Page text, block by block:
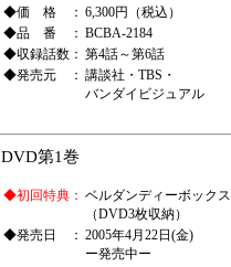
◆価 格 ： 6,300円（税込）
◆品 番 ： BCBA-2184
◆収録話数： 第4話～第6話
◆発売元 ： 講談社・TBS・
バンダイビジュアル
DVD第1巻
◆初回特典： ベルダンディーボックス
（DVD3枚収納）
◆発売日 ： 2005年4月22日(金)
ー発売中ー